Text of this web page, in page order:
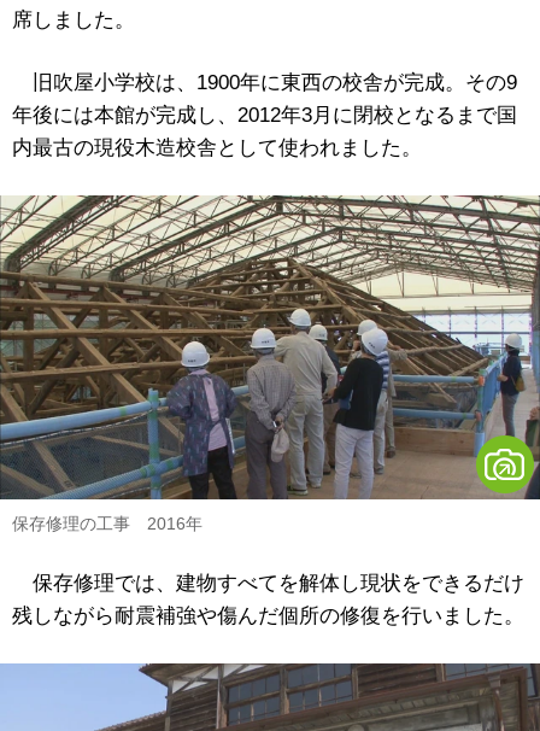
席しました。
旧吹屋小学校は、1900年に東西の校舎が完成。その9
年後には本館が完成し、2012年3月に閉校となるまで国
内最古の現役木造校舎として使われました。
保存修理の工事 2016年
保存修理では、建物すべてを解体し現状をできるだけ
残しながら耐震補強や傷んだ個所の修復を行いました。